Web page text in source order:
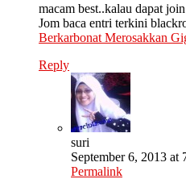
macam best..kalau dapat
Jom baca entri terkini
Berkarbonat Merosakkan
Reply
suri
September 6, 2013 at
Permalink